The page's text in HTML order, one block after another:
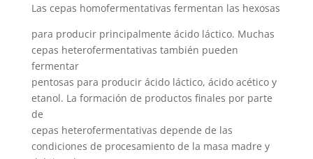
Las cepas homofermentativas fermentan las hexosas
para producir principalmente ácido láctico. Muchas
cepas heterofermentativas también pueden
fermentar
pentosas para producir ácido láctico, ácido acético y
etanol. La formación de productos finales por parte
de
cepas heterofermentativas depende de las
condiciones de procesamiento de la masa madre y